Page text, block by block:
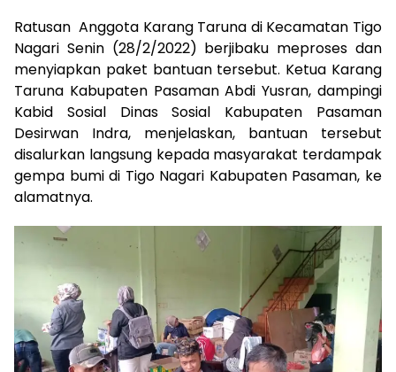
Ratusan Anggota Karang Taruna di Kecamatan Tigo
Nagari Senin (28/2/2022) berjibaku meproses dan
menyiapkan paket bantuan tersebut. Ketua Karang
Taruna Kabupaten Pasaman Abdi Yusran, dampingi
Kabid Sosial Dinas Sosial Kabupaten Pasaman
Desirwan Indra, menjelaskan, bantuan tersebut
disalurkan langsung kepada masyarakat terdampak
gempa bumi di Tigo Nagari Kabupaten Pasaman, ke
alamatnya.